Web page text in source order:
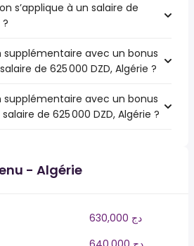
s’applique à un salaire de
supplémentaire avec un bonus
de 625 000 DZD, Algérie ?
supplémentaire avec un bonus
de 625 000 DZD, Algérie ?
- Algérie
630,000 دج